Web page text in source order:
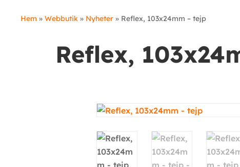
Hem » Webbutik » Nyheter » Reflex, 103x24mm – tejp
Reflex,